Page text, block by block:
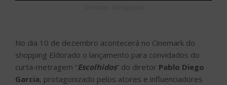
No dia 10 de dezembro acontecerá no Cinemark do
shopping Eldorado o lançamento para convidados do
curta-metragem “Escolhidos” do diretor Pablo Diego
Garcia, protagonizado pelos atores e influenciadores